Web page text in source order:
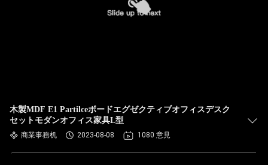
木製MDF E1 Partilceボードエグゼクティブオフィスデスク
セットモダンオフィス家具L型
商業事務机 2023-08-08 1080 意見